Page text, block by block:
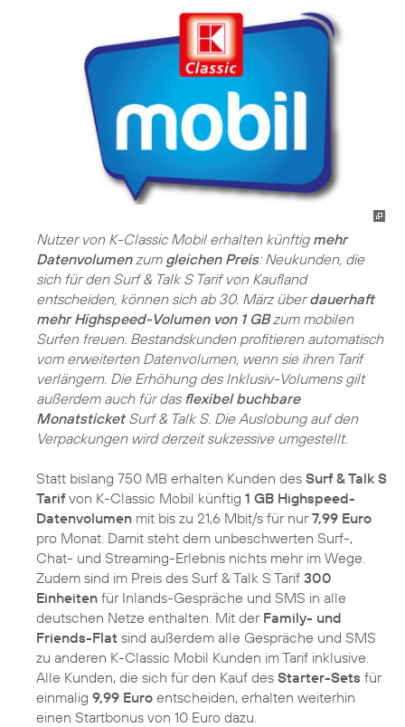
Nutzer von K-Classic Mobil erhalten künftig mehr
Datenvolumenzum gleichen Preis: Neukunden, die
sich für den Surf & Talk S Tarif von Kaufland
entscheiden, können sich ab 30. März überdauerhaft
mehr Highspeed-Volumen von 1 GBzum mobilen
Surfen freuen. Bestandskunden profitieren automatisch
vom erweiterten Datenvolumen, wenn sie ihren Tarif
verlängern. Die Erhöhung des Inklusiv-Volumens gilt
außerdem auch für das flexibel buchbare
MonatsticketSurf & Talk S. Die Auslobung auf den
Verpackungen wird derzeit sukzessive umgestellt.
Statt bislang 750 MB erhalten Kunden des Surf & Talk S
Tarif von K-Classic Mobil künftig 1 GB Highspeed-
Datenvolumen mit bis zu 21,6 Mbit/s für nur7,99 Euro
pro Monat. Damit steht dem unbeschwerten Surf-,
Chat- und Streaming-Erlebnis nichts mehr im Wege.
Zudem sind im Preis des Surf & Talk S Tarif 300
Einheiten für Inlands-Gespräche und SMS in alle
deutschen Netze enthalten. Mit der Family- und
Friends-Flat sind außerdem alle Gespräche und SMS
zu anderen K-Classic Mobil Kunden im Tarif inklusive.
Alle Kunden, die sich für den Kauf des Starter-Sets für
einmalig 9,99 Euro entscheiden, erhalten weiterhin
einen Startbonus von 10 Euro dazu.